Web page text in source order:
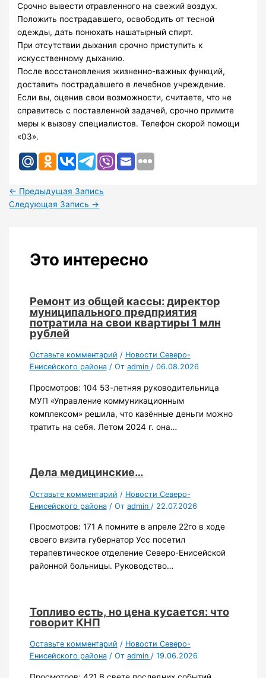
Срочно вывести отравленного на свежий воздух.
Положить пострадавшего, освободить от тесной
одежды, дать понюхать нашатырный спирт.
При отсутствии дыхания срочно приступить к
искусственному дыханию.
После восстановления жизненно-важных функций,
доставить пострадавшего в лечебное учреждение.
Если вы, оценив свои возможности, считаете, что не
справитесь с поставленной задачей, срочно примите
меры к вызову специалистов. Телефон скорой помощи
«03».
← Предыдущая Запись
Следующая Запись →
Это интересно
Ремонт из общей кассы: директор
муниципального предприятия
потратила на свои квартиры 1 млн
рублей
Оставьте комментарий / Новости Северо-
Енисейского района/ От admin / 06.08.2026
Просмотров: 104 53-летняя руководительница
МУП «Управление коммуникационным
комплексом» решила, что казённые деньги можно
тратить на себя. Летом 2024 г. она…
Дела медицинские…
Оставьте комментарий / Новости Северо-
Енисейского района/ От admin / 22.07.2026
Просмотров: 171 А помните в апреле 22го в ходе
своего визита губернатор Усс посетил
терапевтическое отделение Северо-Енисейской
районной больницы. Руководство…
Топливо есть, но цена кусается: что
говорит КНП
Оставьте комментарий / Новости Северо-
Енисейского района/ От admin / 19.06.2026